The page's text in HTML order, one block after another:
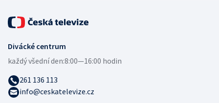
Divácké centrum
každý všední den:8:00—16:00 hodin
261 136 113
info@ceskatelevize.cz